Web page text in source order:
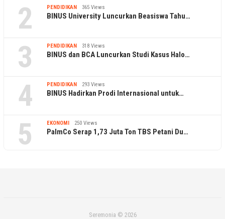
2 PENDIDIKAN 365 Views
BINUS University Luncurkan Beasiswa Tahu…
3 PENDIDIKAN 318 Views
BINUS dan BCA Luncurkan Studi Kasus Halo…
4 PENDIDIKAN 293 Views
BINUS Hadirkan Prodi Internasional untuk…
5 EKONOMI 250 Views
PalmCo Serap 1,73 Juta Ton TBS Petani Du…
Seremonia © 2026